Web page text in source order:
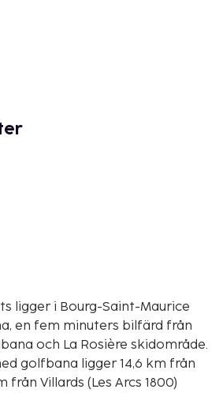
ligger i Bourg-Saint-Maurice
en fem minuters bilfärd från
och La Rosière skidområde.
golfbana ligger 14,6 km från
från Villards (Les Arcs 1800)